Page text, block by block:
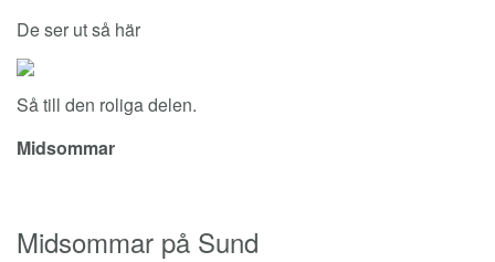
De ser ut så här
Så till den roliga delen.
Midsommar
Midsommar på Sund